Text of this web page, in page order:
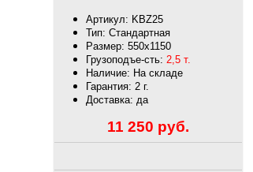
Артикул: KBZ25
Тип: Стандартная
Размер: 550х1150
Грузоподъе-сть: 2,5 т.
Наличие: На складе
Гарантия: 2 г.
Доставка: да
11 250 руб.